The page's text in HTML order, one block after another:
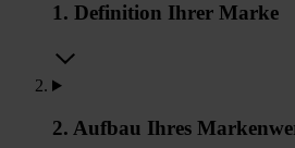
1. Definition Ihrer Marke
2. Aufbau Ihres